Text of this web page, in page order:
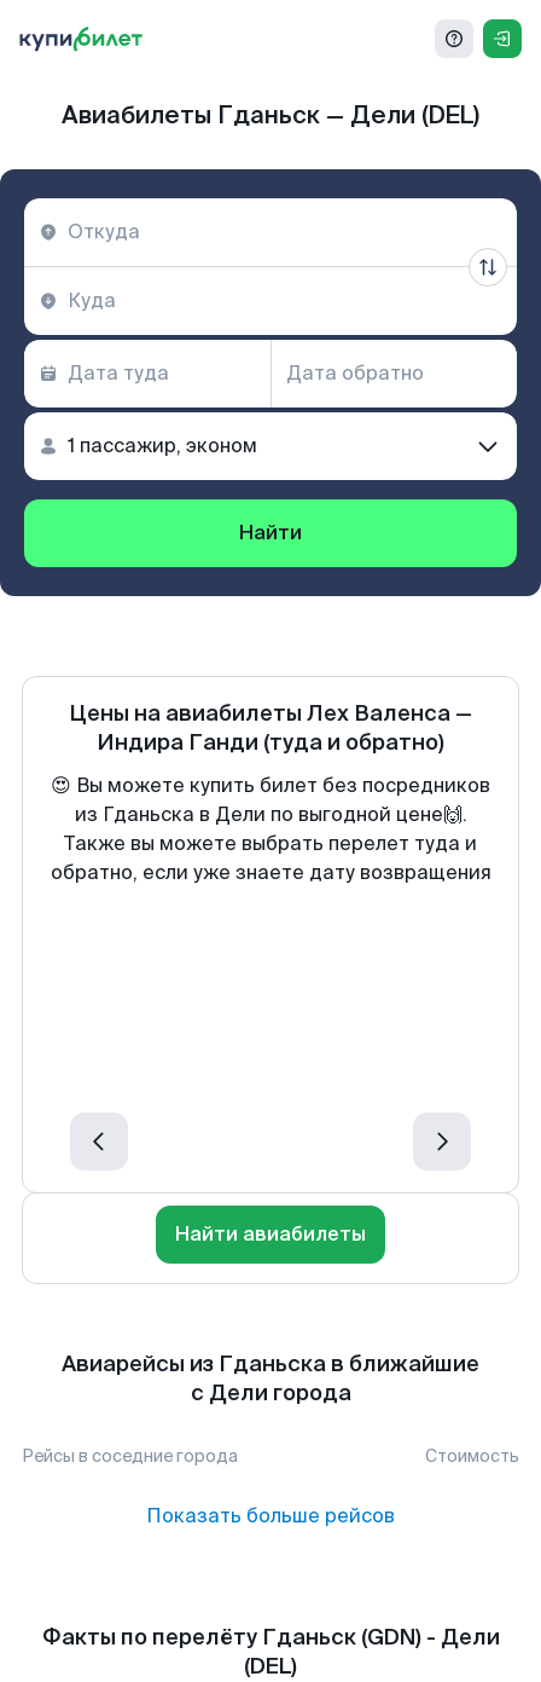
Авиабилеты Гданьск — Дели (DEL)
Найти
Цены на авиабилеты Лех Валенса —
Индира Ганди (туда и обратно)
😍 Вы можете купить билет без посредников
из Гданьска в Дели по выгодной цене🙌.
Также вы можете выбрать перелет туда и
обратно, если уже знаете дату возвращения
Найти авиабилеты
Авиарейсы из Гданьска в ближайшие
с Дели города
Рейсы в соседние города Стоимость
Показать больше рейсов
Факты по перелёту Гданьск (GDN) - Дели
(DEL)